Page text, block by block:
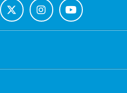
Ga
naar
Twitter
Ga
naar
Instagram
Ga
naar
Youtube